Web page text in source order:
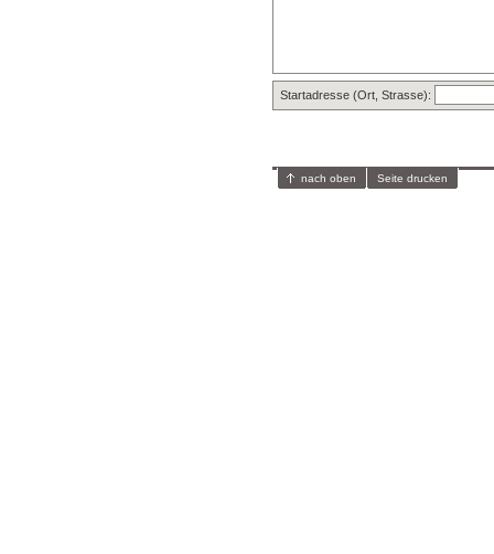
Startadresse (Ort, Strasse):
nach oben Seite drucken